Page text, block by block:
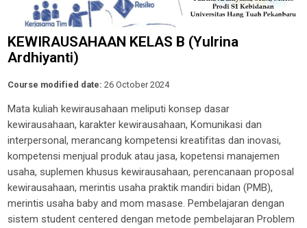
KEWIRAUSAHAAN KELAS B (Yulrina
Ardhiyanti)
Course modified date: 26 October 2024
Mata kuliah kewirausahaan meliputi konsep dasar
kewirausahaan, karakter kewirausahaan, Komunikasi dan
interpersonal, merancangkompetensi kreatifitas dan inovasi,
kompetensi menjual produk atau jasa, kopetensi manajemen
usaha, suplemen khusus kewirausahaan,perencanaan proposal
kewirausahaan, merintis usaha praktik mandiri bidan (PMB),
merintis usaha baby and mom masase. Pembelajarandengan
sistem student centered dengan metode pembelajaran Problem